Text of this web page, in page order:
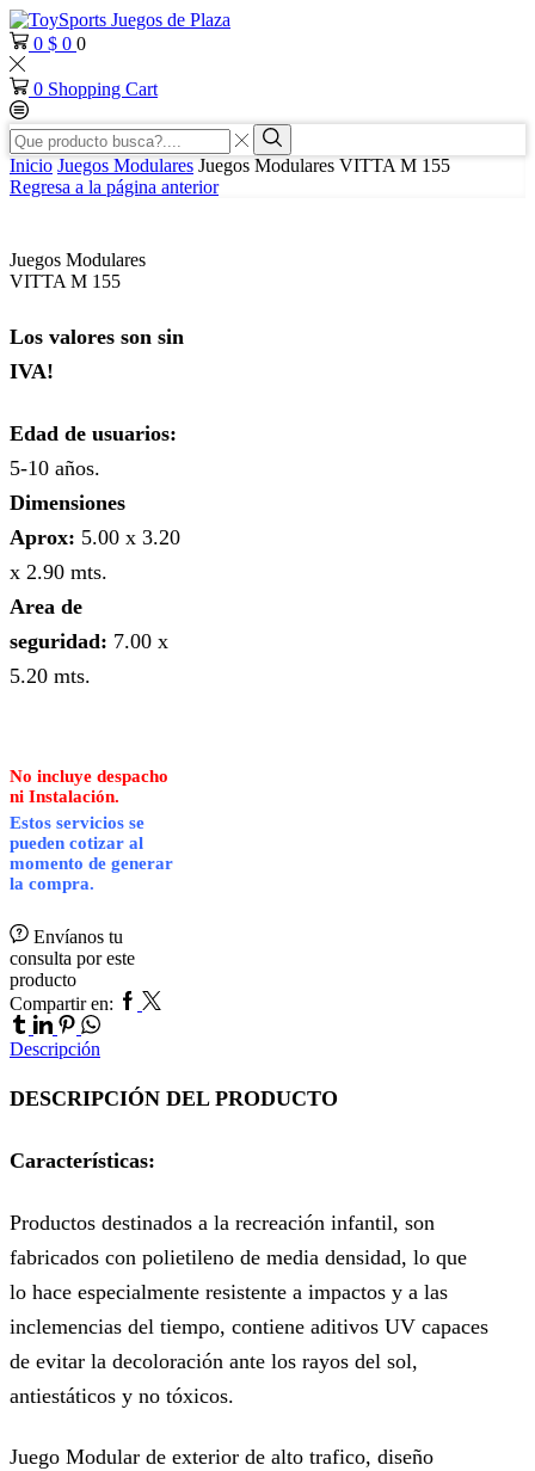
0 $ 0 0
0 Shopping Cart
Search
input
Search
Inicio Juegos Modulares Juegos Modulares VITTA M 155
Regresa a la página anterior
Juegos Modulares
VITTA M 155
Los valores son sin
IVA!
Edad de usuarios:
5-10 años.
Dimensiones
Aprox: 5.00 x 3.20
x 2.90 mts.
Area de
seguridad: 7.00 x
5.20 mts.
No incluye despacho
ni Instalación.
Estos servicios se
pueden cotizar al
momento de generar
la compra.
Envíanos tu
consulta por este
producto
Compartir en: Facebook
Twitter
Linkedin
Pinterest
Whatsapp
Descripción
DESCRIPCIÓN DEL PRODUCTO
Características:
Productos destinados a la recreación infantil, son
fabricados con polietileno de media densidad, lo que
lo hace especialmente resistente a impactos y a las
inclemencias del tiempo, contiene aditivos UV capaces
de evitar la decoloración ante los rayos del sol,
antiestáticos y no tóxicos.
Juego Modular de exterior de alto trafico, diseño